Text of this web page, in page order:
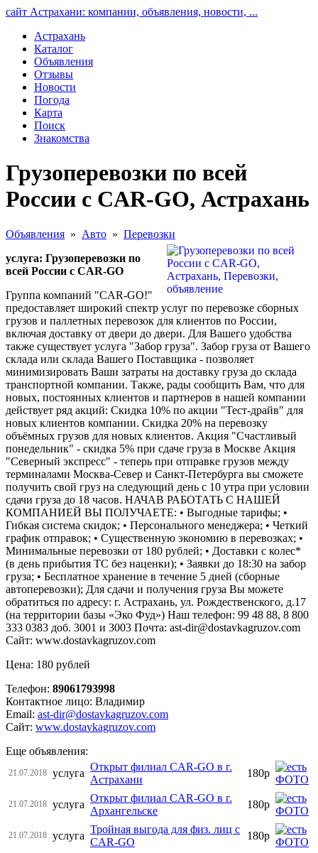
сайт Астрахани: компании, объявления, новости, ...
Астрахань
Каталог
Объявления
Отзывы
Новости
Погода
Карта
Поиск
Знакомства
Грузоперевозки по всей
России с CAR-GO, Астрахань
Объявления » Авто » Перевозки
услуга: Грузоперевозки по
всей России с CAR-GO
Группа компаний "CAR-GO!"
предоставляет широкий спектр услуг по перевозке сборных
грузов и паллетных перевозок для клиентов по России,
включая доставку от двери до двери. Для Вашего удобства
также существует услуга "Забор груза". Забор груза от Вашего
склада или склада Вашего Поставщика - позволяет
минимизировать Ваши затраты на доставку груза до склада
транспортной компании. Также, рады сообщить Вам, что для
новых, постоянных клиентов и партнеров в нашей компании
действует ряд акций: Скидка 10% по акции "Тест-драйв" для
новых клиентов компании. Скидка 20% на перевозку
объёмных грузов для новых клиентов. Акция "Счастливый
понедельник" - скидка 5% при сдаче груза в Москве Акция
"Северный экспресс" - теперь при отправке грузов между
терминалами Москва-Север и Санкт-Петербурга вы сможете
получить свой груз на следующий день с 10 утра при условии
сдачи груза до 18 часов. НАЧАВ РАБОТАТЬ С НАШЕЙ
КОМПАНИЕЙ ВЫ ПОЛУЧАЕТЕ: • Выгодные тарифы; •
Гибкая система скидок; • Персонального менеджера; • Четкий
график отправок; • Существенную экономию в перевозках; •
Минимальные перевозки от 180 рублей; • Доставки с колес*
(в день прибытия ТС без наценки); • Заявки до 18:30 на забор
груза; • Бесплатное хранение в течение 5 дней (сборные
автоперевозки); Для сдачи и получения груза Вы можете
обратиться по адресу: г. Астрахань, ул. Рождественского, д.17
(на территории базы «Эко Фуд») Наш телефон: 99 48 88, 8 800
333 0383 доб. 3001 и 3003 Почта: ast-dir@dostavkagruzov.com
Сайт: www.dostavkagruzov.com
Цена: 180 рублей
Телефон: 89061793998
Контактное лицо: Владимир
Email: ast-dir@dostavkagruzov.com
Сайт: www.dostavkagruzov.com
Еще объявления:
21.07.2018 услуга
Открыт филиал CAR-GO в г.
Астрахани
180р
21.07.2018 услуга
Открыт филиал CAR-GO в г.
Архангельске
180р
21.07.2018 услуга
Тройная выгода для физ. лиц c
CAR-GO
180р